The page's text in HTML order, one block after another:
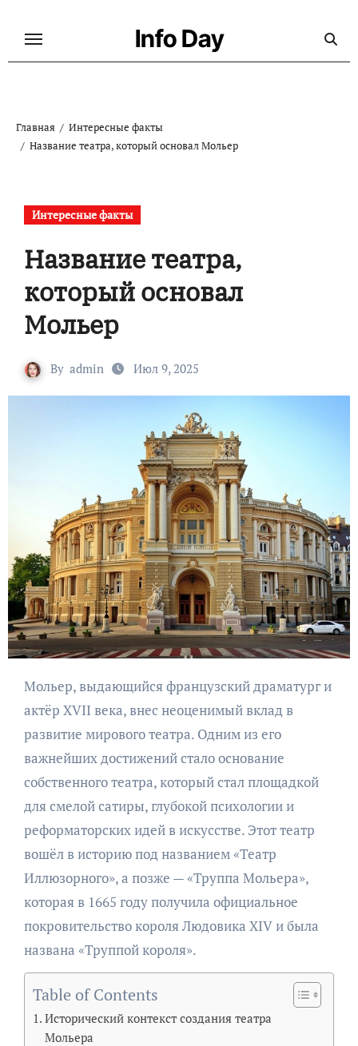
Info Day
Главная
Интересные факты
Название театра, который основал Мольер
Интересные факты
Название театра,
который основал
Мольер
By admin Июл 9, 2025
Мольер, выдающийся французский драматург и
актёр XVII века, внес неоценимый вклад в
развитие мирового театра. Одним из его
важнейших достижений стало основание
собственного театра, который стал площадкой
для смелой сатиры, глубокой психологии и
реформаторских идей в искусстве. Этот театр
вошёл в историю под названием «Театр
Иллюзорного», а позже — «Труппа Мольера»,
которая в 1665 году получила официальное
покровительство короля Людовика XIV и была
названа «Труппой короля».
Table of Contents
Исторический контекст создания театра
Мольера